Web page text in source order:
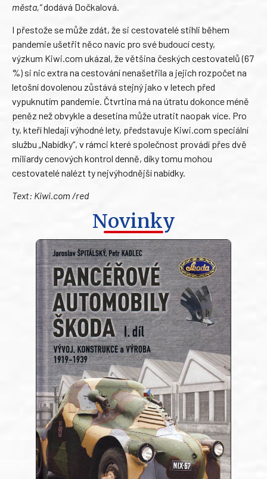
města,“dodává Dočkalová.
I přestože se může zdát, že si cestovatelé stihli během
pandemie ušetřit něco navíc pro své budoucí cesty,
výzkum Kiwi.com ukázal, že většina českých cestovatelů (67
%) si nic extra na cestování nenašetřila a jejich rozpočet na
letošní dovolenou zůstává stejný jako v letech před
vypuknutím pandemie. Čtvrtina má na útratu dokonce méně
peněz než obvykle a desetina může utratit naopak více. Pro
ty, kteří hledají výhodné lety, představuje Kiwi.com speciální
službu „Nabídky“, v rámci které společnost provádí přes dvě
miliardy cenových kontrol denně, díky tomu mohou
cestovatelé nalézt ty nejvýhodnější nabídky.
Text: Kiwi.com /red
Novinky